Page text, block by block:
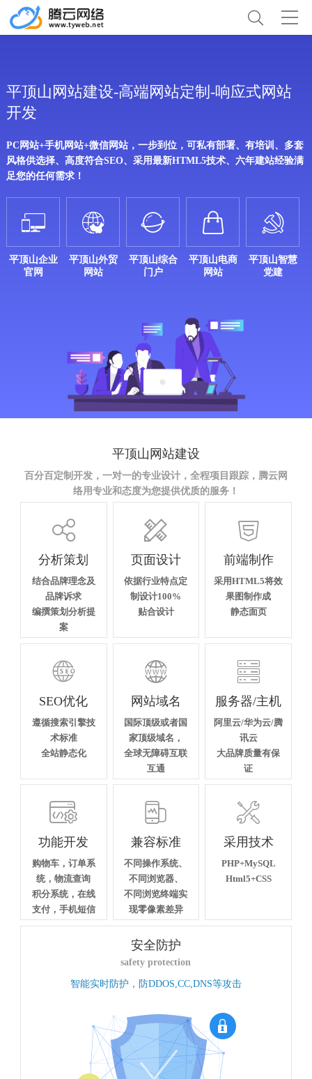
平顶山网站建设-高端网站定制-响应式网站
开发
PC网站+手机网站+微信网站，一步到位，可私有部署、有培训、多套
风格供选择、高度符合SEO、采用最新HTML5技术、六年建站经验满
足您的任何需求！

平顶山企业
官网

平顶山外贸
网站

平顶山综合
门户

平顶山电商
网站

平顶山智慧
党建
平顶山网站建设
百分百定制开发，一对一的专业设计，全程项目跟踪，腾云网
络用专业和态度为您提供优质的服务！

分析策划
结合品牌理念及
品牌诉求
编撰策划分析提
案

页面设计
依据行业特点定
制设计100%
贴合设计

前端制作
采用HTML5将效
果图制作成
静态面页

SEO优化
遵循搜索引擎技
术标准
全站静态化

网站域名
国际顶级或者国
家顶级域名，
全球无障碍互联
互通

服务器/主机
阿里云/华为云/腾
讯云
大品牌质量有保
证

功能开发
购物车，订单系
统，物流查询
积分系统，在线
支付，手机短信

兼容标准
不同操作系统、
不同浏览器、
不同浏览终端实
现零像素差异

采用技术
PHP+MySQL
Html5+CSS
安全防护
safety protection
智能实时防护，防DDOS,CC,DNS等攻击